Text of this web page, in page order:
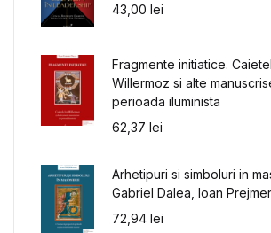
43,00 lei
Fragmente initiatice.
Willermoz si alte
perioada iluminista
62,37 lei
Arhetipuri si simboluri in
Gabriel Dalea, Ioan
72,94 lei